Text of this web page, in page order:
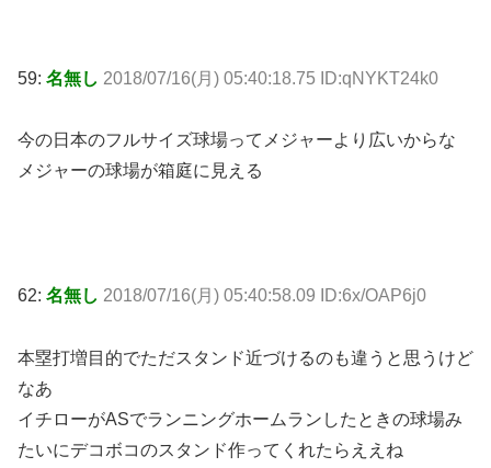
59: 名無し 2018/07/16(月) 05:40:18.75 ID:qNYKT24k0
今の日本のフルサイズ球場ってメジャーより広いからな
メジャーの球場が箱庭に見える
62: 名無し 2018/07/16(月) 05:40:58.09 ID:6x/OAP6j0
本塁打増目的でただスタンド近づけるのも違うと思うけど
なあ
イチローがASでランニングホームランしたときの球場み
たいにデコボコのスタンド作ってくれたらええね